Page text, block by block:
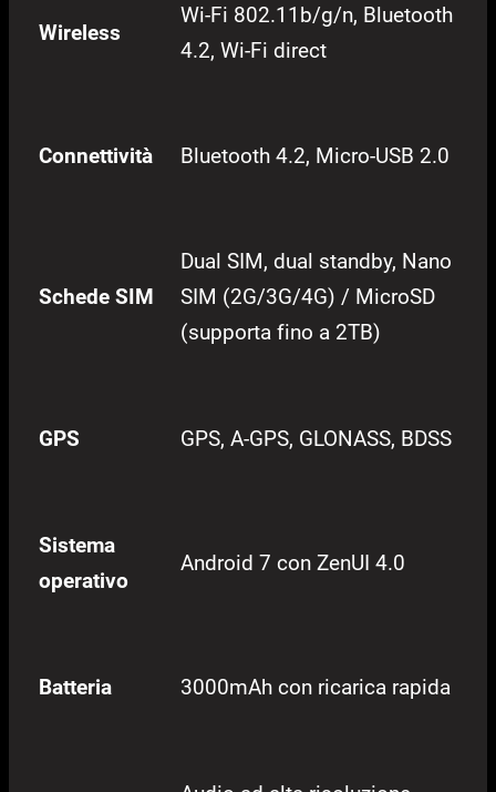
Wireless
Wi-Fi 802.11b/g/n, Bluetooth
4.2, Wi-Fi direct
Connettività Bluetooth 4.2, Micro-USB 2.0
Schede SIM
Dual SIM, dual standby, Nano
SIM (2G/3G/4G) / MicroSD
(supporta fino a 2TB)
GPS GPS, A-GPS, GLONASS, BDSS
Sistema
operativo
Android 7 con ZenUI 4.0
Batteria 3000mAh con ricarica rapida